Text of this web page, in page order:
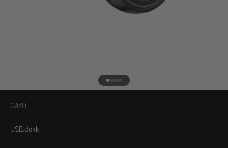
Gehe zu Element 1
Gehe zu Element 2
Gehe zu Element 3
Gehe zu Element 4
Gehe zu Element 5
CAYO
CAYO
USB.dokk